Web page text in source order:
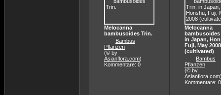
Melocanna
bambusoides Trin.
Bambus
Pflanzen
(© by
Asianflora.com)
Kommentare: 0
Melocanna
bambusoides
in Japan,
Fuji, May 2008
(cultivated)
Bambus
Pflanzen
(© by
Asianflora.com
Kommentare: 0